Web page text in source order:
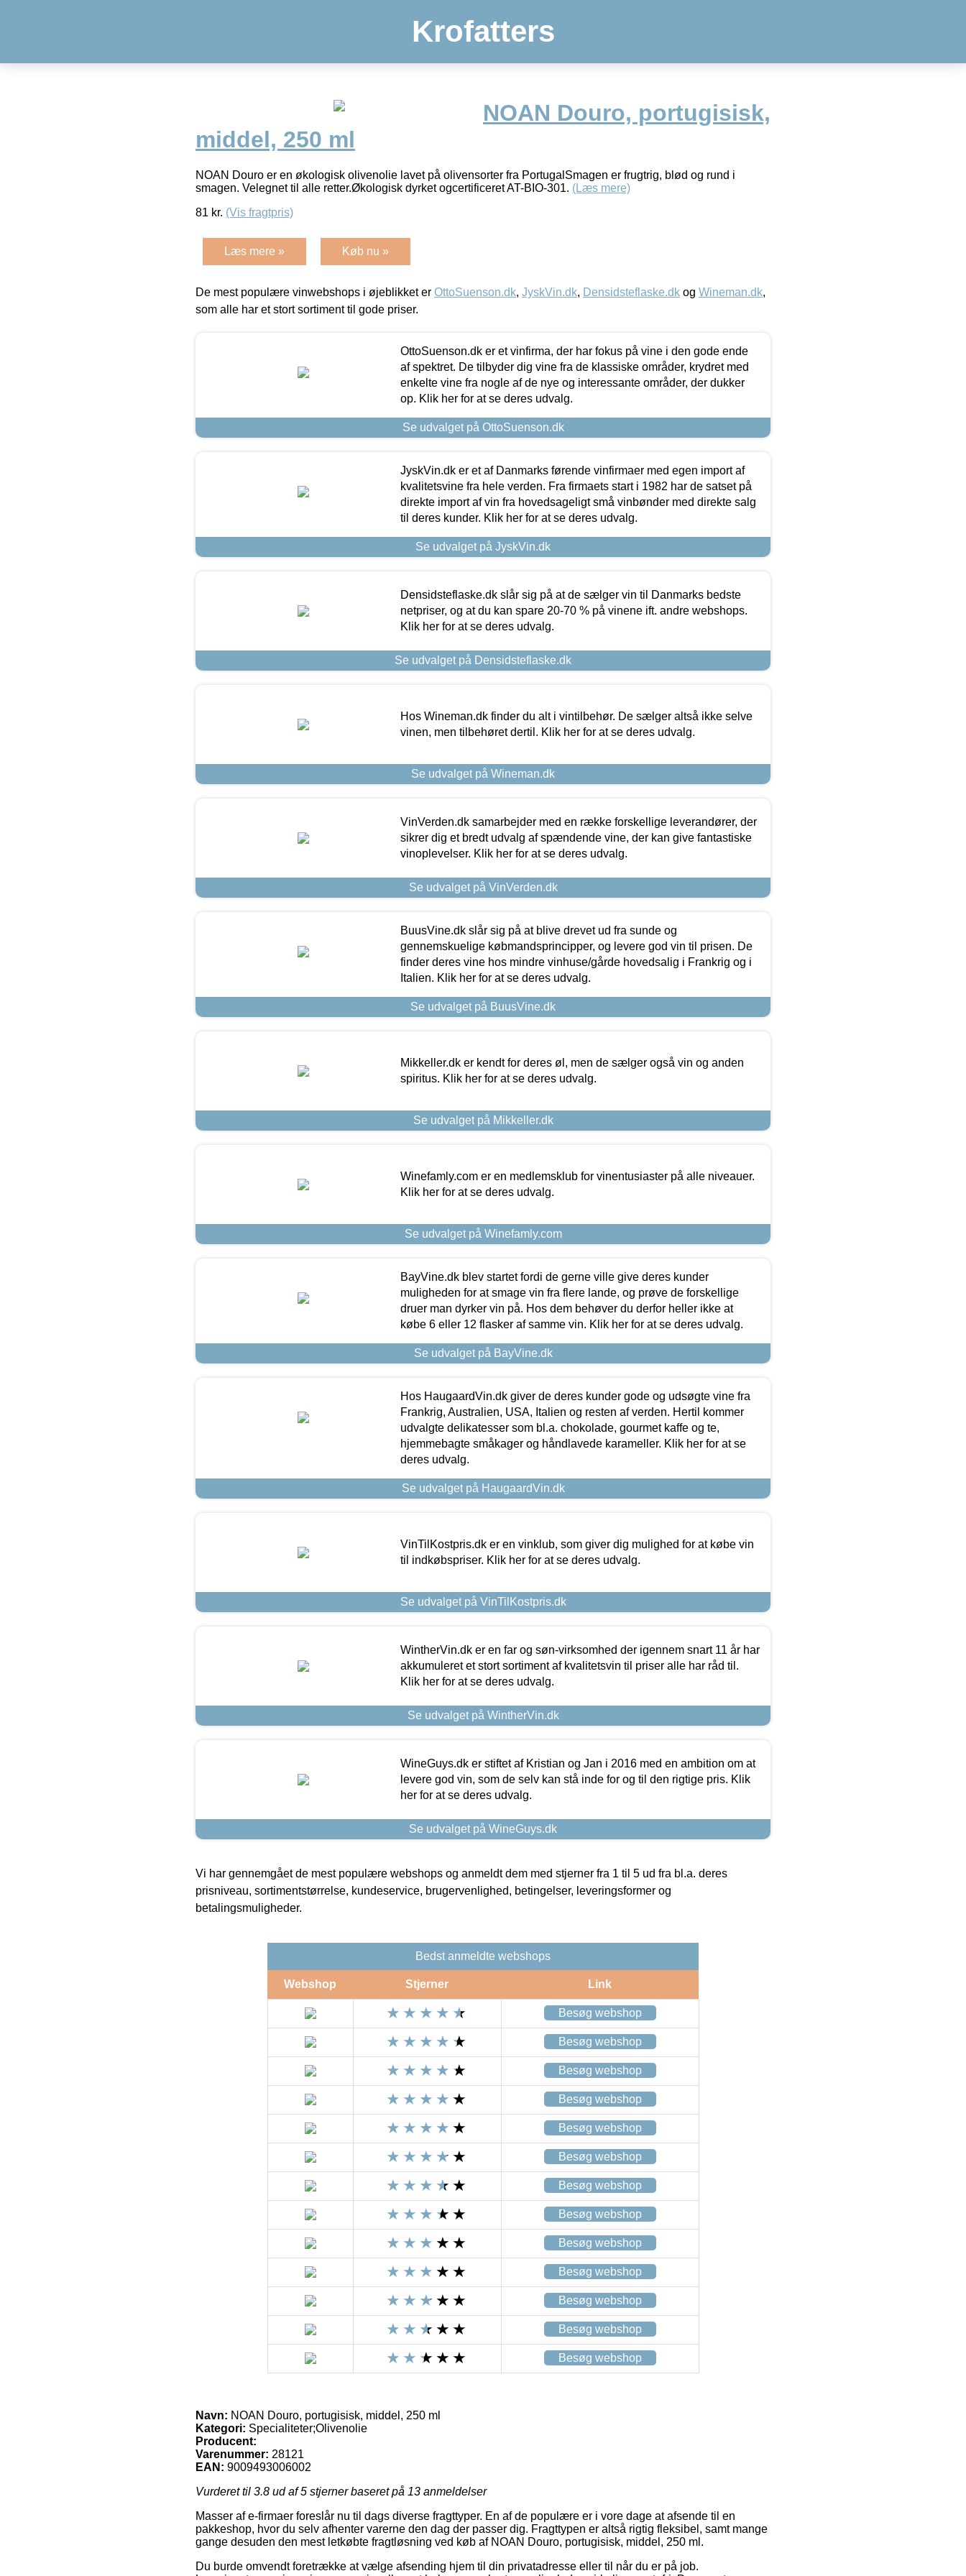
Krofatters
NOAN Douro, portugisisk,
middel, 250 ml
NOAN Douro er en økologisk olivenolie lavet på olivensorter fra PortugalSmagen er frugtrig, blød og rund i
smagen. Velegnet til alle retter.Økologisk dyrket ogcertificeret AT-BIO-301. (Læs mere)
81 kr. (Vis fragtpris)
Læs mere » Køb nu »
De mest populære vinwebshops i øjeblikket er OttoSuenson.dk, JyskVin.dk, Densidsteflaske.dk og Wineman.dk,
som alle har et stort sortiment til gode priser.
OttoSuenson.dk er et vinfirma, der har fokus på vine i den gode ende
af spektret. De tilbyder dig vine fra de klassiske områder, krydret med
enkelte vine fra nogle af de nye og interessante områder, der dukker
op. Klik her for at se deres udvalg.
Se udvalget på OttoSuenson.dk
JyskVin.dk er et af Danmarks førende vinfirmaer med egen import af
kvalitetsvine fra hele verden. Fra firmaets start i 1982 har de satset på
direkte import af vin fra hovedsageligt små vinbønder med direkte salg
til deres kunder. Klik her for at se deres udvalg.
Se udvalget på JyskVin.dk
Densidsteflaske.dk slår sig på at de sælger vin til Danmarks bedste
netpriser, og at du kan spare 20-70 % på vinene ift. andre webshops.
Klik her for at se deres udvalg.
Se udvalget på Densidsteflaske.dk
Hos Wineman.dk finder du alt i vintilbehør. De sælger altså ikke selve
vinen, men tilbehøret dertil. Klik her for at se deres udvalg.
Se udvalget på Wineman.dk
VinVerden.dk samarbejder med en række forskellige leverandører, der
sikrer dig et bredt udvalg af spændende vine, der kan give fantastiske
vinoplevelser. Klik her for at se deres udvalg.
Se udvalget på VinVerden.dk
BuusVine.dk slår sig på at blive drevet ud fra sunde og
gennemskuelige købmandsprincipper, og levere god vin til prisen. De
finder deres vine hos mindre vinhuse/gårde hovedsalig i Frankrig og i
Italien. Klik her for at se deres udvalg.
Se udvalget på BuusVine.dk
Mikkeller.dk er kendt for deres øl, men de sælger også vin og anden
spiritus. Klik her for at se deres udvalg.
Se udvalget på Mikkeller.dk
Winefamly.com er en medlemsklub for vinentusiaster på alle niveauer.
Klik her for at se deres udvalg.
Se udvalget på Winefamly.com
BayVine.dk blev startet fordi de gerne ville give deres kunder
muligheden for at smage vin fra flere lande, og prøve de forskellige
druer man dyrker vin på. Hos dem behøver du derfor heller ikke at
købe 6 eller 12 flasker af samme vin. Klik her for at se deres udvalg.
Se udvalget på BayVine.dk
Hos HaugaardVin.dk giver de deres kunder gode og udsøgte vine fra
Frankrig, Australien, USA, Italien og resten af verden. Hertil kommer
udvalgte delikatesser som bl.a. chokolade, gourmet kaffe og te,
hjemmebagte småkager og håndlavede karameller. Klik her for at se
deres udvalg.
Se udvalget på HaugaardVin.dk
VinTilKostpris.dk er en vinklub, som giver dig mulighed for at købe vin
til indkøbspriser. Klik her for at se deres udvalg.
Se udvalget på VinTilKostpris.dk
WintherVin.dk er en far og søn-virksomhed der igennem snart 11 år har
akkumuleret et stort sortiment af kvalitetsvin til priser alle har råd til.
Klik her for at se deres udvalg.
Se udvalget på WintherVin.dk
WineGuys.dk er stiftet af Kristian og Jan i 2016 med en ambition om at
levere god vin, som de selv kan stå inde for og til den rigtige pris. Klik
her for at se deres udvalg.
Se udvalget på WineGuys.dk
Vi har gennemgået de mest populære webshops og anmeldt dem med stjerner fra 1 til 5 ud fra bl.a. deres
prisniveau, sortimentstørrelse, kundeservice, brugervenlighed, betingelser, leveringsformer og
betalingsmuligheder.
Bedst anmeldte webshops
Webshop Stjerner Link
Besøg webshop
Besøg webshop
Besøg webshop
Besøg webshop
Besøg webshop
Besøg webshop
Besøg webshop
Besøg webshop
Besøg webshop
Besøg webshop
Besøg webshop
Besøg webshop
Besøg webshop
Navn: NOAN Douro, portugisisk, middel, 250 ml
Kategori: Specialiteter;Olivenolie
Producent:
Varenummer: 28121
EAN: 9009493006002
Vurderet til 3.8 ud af 5 stjerner baseret på 13 anmeldelser
Masser af e-firmaer foreslår nu til dags diverse fragttyper. En af de populære er i vore dage at afsende til en
pakkeshop, hvor du selv afhenter varerne den dag der passer dig. Fragttypen er altså rigtig fleksibel, samt mange
gange desuden den mest letkøbte fragtløsning ved køb af NOAN Douro, portugisisk, middel, 250 ml.
Du burde omvendt foretrække at vælge afsending hjem til din privatadresse eller til når du er på job.